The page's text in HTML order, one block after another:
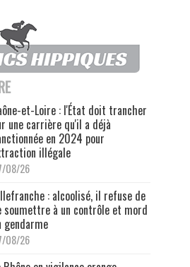
et-Loire : l'État doit trancher
une carrière qu'il a déjà
en 2024 pour
illégale
08/26
: alcoolisé, il refuse de
soumettre à un contrôle et mord
gendarme
08/26